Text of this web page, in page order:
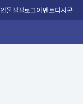
인물갤갤로그이벤트디시콘